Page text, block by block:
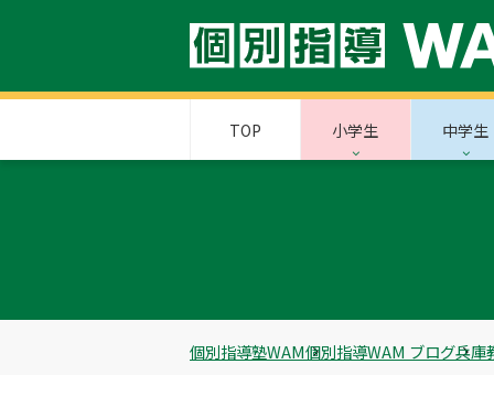
TOP 小学生 中学生
個別指導塾WAM個別指導WAM ブログ兵庫